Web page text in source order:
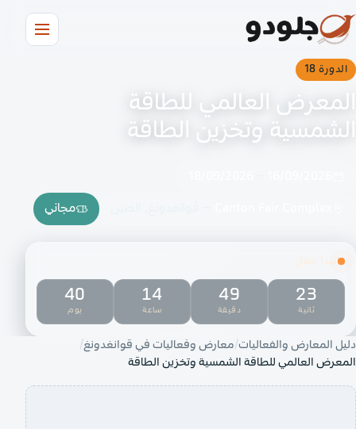
الدورة 18
المعرض العالمي للطاقة
الشمسية وتخزين الطاقة
مجاني
تبدأ خلال
40
يوم
14
ساعة
49
دقيقة
23
ثانية
دليل المعارض والفعاليات معارض وفعاليات في قوانغدونغ
المعرض العالمي للطاقة الشمسية وتخزين الطاقة